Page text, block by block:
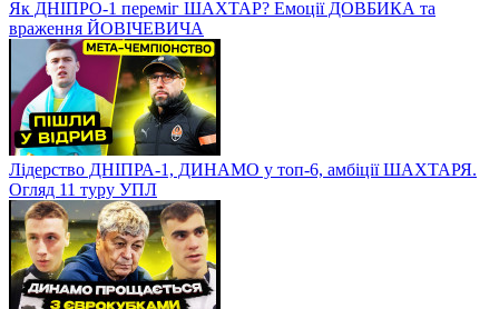
Лідерство ДНІПРА-1 і ШАХТАРЯ, поразки ДИНАМО,
несподівана ЗОРЯ. Сенсаційні матчі УПЛ
Динамо наближається до лідерів УПЛ! Чемпіонський матч
Дніпра-1 і Шахтаря?